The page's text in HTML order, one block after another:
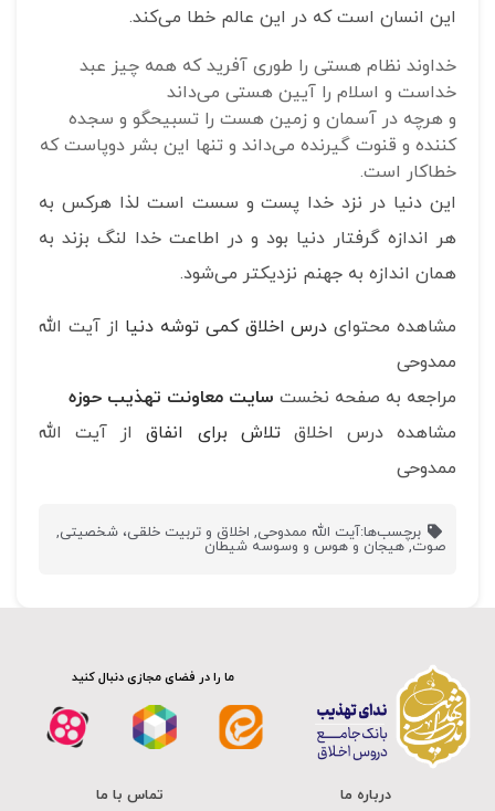
این انسان است که در این عالم خطا می‌کند.
خداوند نظام هستی را طوری آفرید که همه چیز عبد
خداست و اسلام را آیین هستی می‌داند
و هرچه در آسمان و زمین هست را تسبیحگو و سجده
کننده و قنوت گیرنده می‌داند و تنها این بشر دوپاست که
خطاکار است.
این دنیا در نزد خدا پست و سست است لذا هرکس به
هر اندازه گرفتار دنیا بود و در اطاعت خدا لنگ بزند به
همان اندازه به جهنم نزدیکتر می‌شود.
مشاهده محتوای درس اخلاق کمی توشه دنیا از آیت الله
ممدوحی
مراجعه به صفحه نخست سایت معاونت تهذیب حوزه
مشاهده درس اخلاقتلاش برای انفاقاز آیت الله
ممدوحی
برچسب‌ها:آیت الله ممدوحی, اخلاق و تربیت خلقی، شخصیتی,
صوت,هیجان و هوس و وسوسه شیطان
ما را در فضای مجازی دنبال کنید
درباره ما تماس با ما